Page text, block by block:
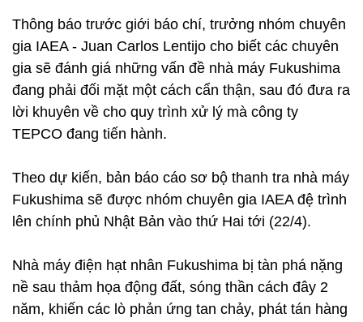
Thông báo trước giới báo chí, trưởng nhóm chuyên
gia IAEA - Juan Carlos Lentijo cho biết các chuyên
gia sẽ đánh giá những vấn đề nhà máy Fukushima
đang phải đối mặt một cách cẩn thận, sau đó đưa ra
lời khuyên về cho quy trình xử lý mà công ty
TEPCO đang tiến hành.
Theo dự kiến, bản báo cáo sơ bộ thanh tra nhà máy
Fukushima sẽ được nhóm chuyên gia IAEA đệ trình
lên chính phủ Nhật Bản vào thứ Hai tới (22/4).
Nhà máy điện hạt nhân Fukushima bị tàn phá nặng
nề sau thảm họa động đất, sóng thần cách đây 2
năm, khiến các lò phản ứng tan chảy, phát tán hàng